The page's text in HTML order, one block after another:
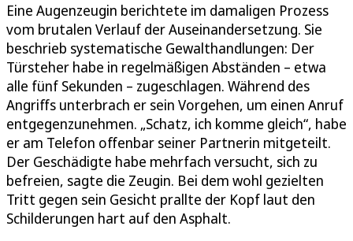
Eine Augenzeugin berichtete im damaligen Prozess
vom brutalen Verlauf der Auseinandersetzung. Sie
beschrieb systematische Gewalthandlungen: Der
Türsteher habe in regelmäßigen Abständen – etwa
alle fünf Sekunden – zugeschlagen. Während des
Angriffs unterbrach er sein Vorgehen, um einen Anruf
entgegenzunehmen. „Schatz, ich komme gleich“, habe
er am Telefon offenbar seiner Partnerin mitgeteilt.
Der Geschädigte habe mehrfach versucht, sich zu
befreien, sagte die Zeugin. Bei dem wohl gezielten
Tritt gegen sein Gesicht prallte der Kopf laut den
Schilderungen hart auf den Asphalt.